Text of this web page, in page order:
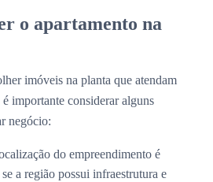
o apartamento na
imóveis na planta que atendam
é importante considerar alguns
negócio:
do empreendimento é
a região possui infraestrutura e